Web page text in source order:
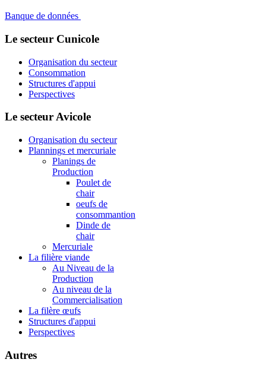
Banque de données
Le secteur Cunicole
Organisation du secteur
Consommation
Structures d'appui
Perspectives
Le secteur Avicole
Organisation du secteur
Plannings et mercuriale
Planings de
Production
Poulet de
chair
oeufs de
consommantion
Dinde de
chair
Mercuriale
La filière viande
Au Niveau de la
Production
Au niveau de la
Commercialisation
La filère œufs
Structures d'appui
Perspectives
Autres